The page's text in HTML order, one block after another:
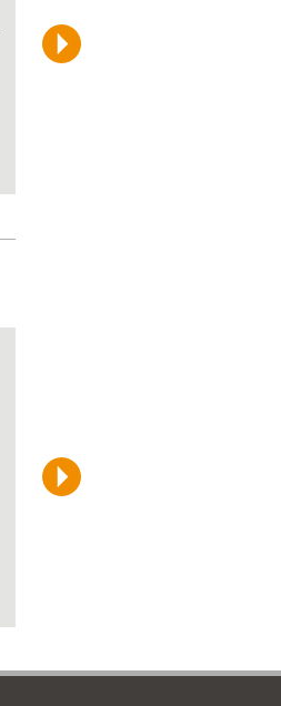
imageSource